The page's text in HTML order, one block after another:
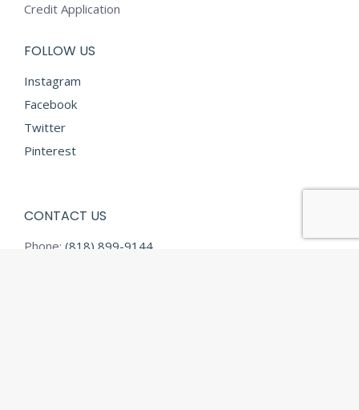
Credit Application
FOLLOW US
Instagram
Facebook
Twitter
Pinterest
CONTACT US
Phone: (818) 899-9144